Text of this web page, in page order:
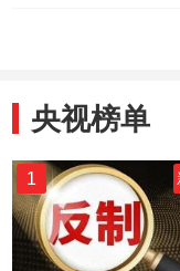
央视榜单
1